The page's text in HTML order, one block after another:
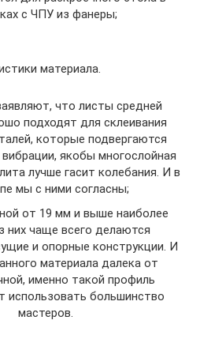
с ЧПУ из фанеры;
материала.
что листы средней
подходят для склеивания
которые подвергаются
якобы многослойная
лучше гасит колебания. И в
мы с ними согласны;
от 19 мм и выше наиболее
них чаще всего делаются
и опорные конструкции. И
материала далека от
именно такой профиль
использовать большинство
мастеров.